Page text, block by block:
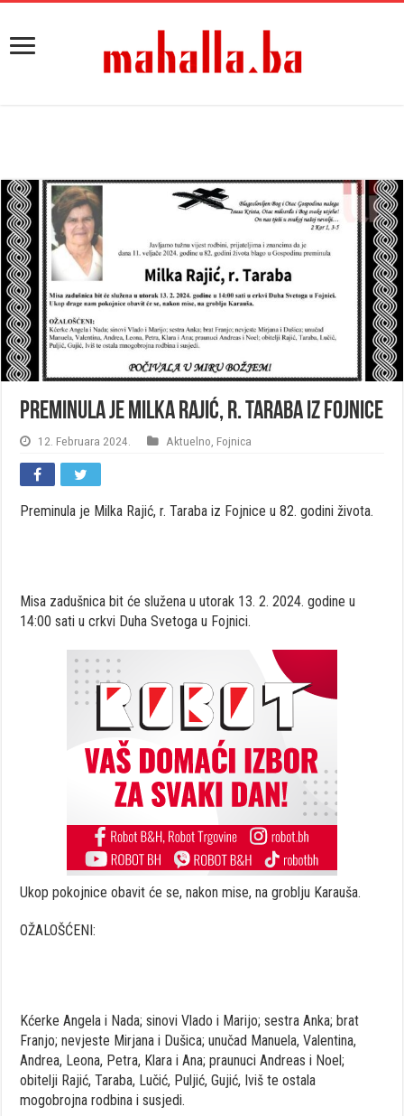
Preminula je Milka Rajić, r. Taraba iz Fojnice
12. Februara 2024. Aktuelno Fojnica
Preminula je Milka Rajić, r. Taraba iz Fojnice u 82. godini života.
Misa zadušnica bit će služena u utorak 13. 2. 2024. godine u
14:00 sati u crkvi Duha Svetoga u Fojnici.
Ukop pokojnice obavit će se, nakon mise, na groblju Karauša.
OŽALOŠĆENI:
Kćerke Angela i Nada; sinovi Vlado i Marijo; sestra Anka; brat
Franjo; nevjeste Mirjana i Dušica; unučad Manuela, Valentina,
Andrea, Leona, Petra, Klara i Ana; praunuci Andreas i Noel;
obitelji Rajić, Taraba, Lučić, Puljić, Gujić, Iviš te ostala
mogobrojna rodbina i susjedi.